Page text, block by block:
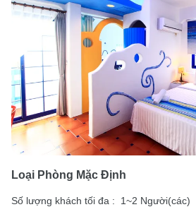
Loại Phòng Mặc Định
Số lượng khách tối đa :
1~2 Người(các)